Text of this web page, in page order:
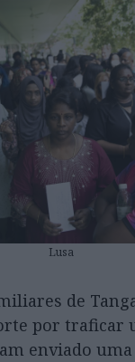
Lusa
de
por traficar
enviado uma